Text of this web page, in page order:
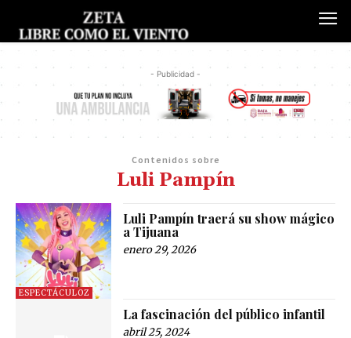
- Publicidad -
Contenidos sobre
Luli Pampín
ESPECTÁCULOZ
Luli Pampín traerá su show mágico
a Tijuana
enero 29, 2026
La fascinación del público infantil
abril 25, 2024